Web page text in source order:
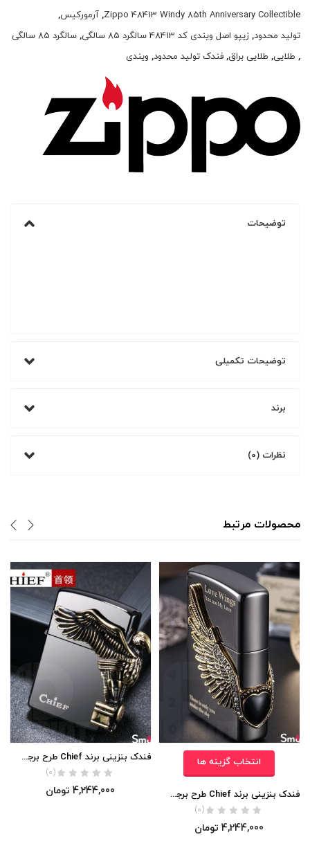
Zippo 48413 Windy 85th Anniversary Collectible
,آرمورکیس,
تولید محدود, زیپو اصل ویندی کد 48413 سالگرد 85 سالگی ,سالگرد 85 سالگی
, طلایی, طلایی براق,فندک تولید محدود, ویندی
توضیحات
توضیحات تکمیلی
برند
نظرات (0)
محصولات مرتبط
انتخاب گزینه ها
فندک بنزینی برند Chief طرح برجسته Love Wings اورجینال
(0)
4,244,000 تومان
فندک بنزینی برند Chief طرح برجسته Harley Davidson اورجینال
(0)
4,244,000 تومان